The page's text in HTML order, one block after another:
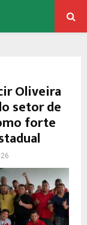
Oliveira
setor de
forte